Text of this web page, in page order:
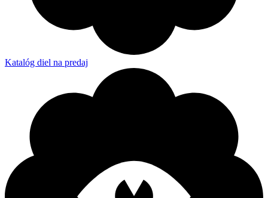
Katalóg diel na predaj